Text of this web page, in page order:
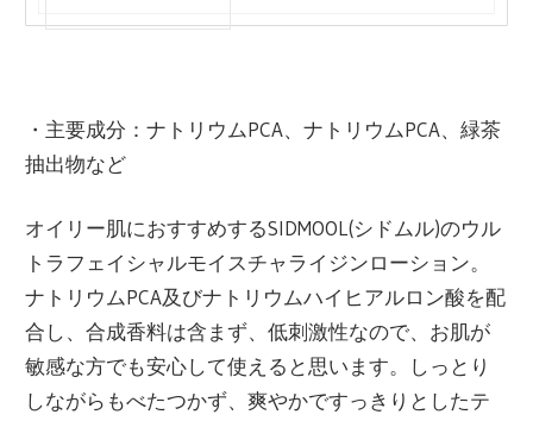
・主要成分：ナトリウムPCA、ナトリウムPCA、緑茶
抽出物など
オイリー肌におすすめするSIDMOOL(シドムル)のウル
トラフェイシャルモイスチャライジンローション。
ナトリウムPCA及びナトリウムハイヒアルロン酸を配
合し、合成香料は含まず、低刺激性なので、お肌が
敏感な方でも安心して使えると思います。しっとり
しながらもべたつかず、爽やかですっきりとしたテ